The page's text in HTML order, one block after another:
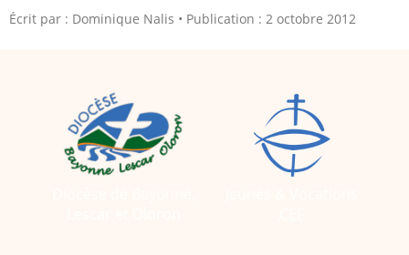
2005
2006
2012
2014
2016
Écrit par : Dominique Nalis Publication : 2 octobre 2012